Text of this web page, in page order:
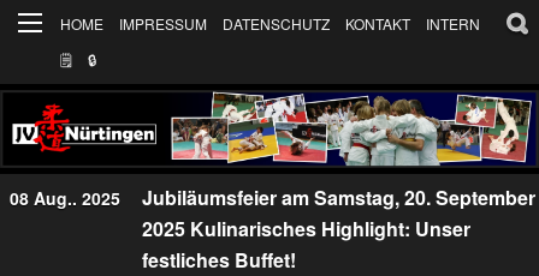
HOME IMPRESSUM DATENSCHUTZ KONTAKT
INTERN
🗒
🔒︎
08 Aug.. 2025
Jubiläumsfeier am Samstag, 20. September
2025 Kulinarisches Highlight: Unser
festliches Buffet!